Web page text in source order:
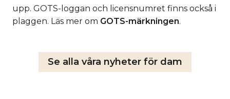
upp. GOTS-loggan och licensnumret finns också i
plaggen. Läs mer om GOTS-märkningen.
Se alla våra nyheter för dam